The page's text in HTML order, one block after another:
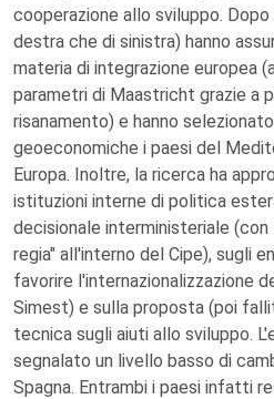
cooperazione allo sviluppo.
destra che di sinistra) hanno
materia di integrazione europea
parametri di Maastricht grazie a
risanamento) e hanno
geoeconomiche i paesi del
Europa. Inoltre, la ricerca ha
istituzioni interne di politica
decisionale interministeriale
regia" all'interno del Cipe), sugli
favorire l'internazionalizzazione
Simest) e sulla proposta (poi
tecnica sugli aiuti allo sviluppo.
segnalato un livello basso di
Spagna. Entrambi i paesi infatti